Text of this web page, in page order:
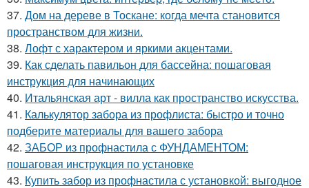
37. Дом на дереве в Тоскане: когда мечта становится
пространством для жизни.
38. Лофт с характером и яркими акцентами.
39. Как сделать павильон для бассейна: пошаговая
инструкция для начинающих
40. Итальянская арт - вилла как пространство искусства.
41. Калькулятор забора из профлиста: быстро и точно
подберите материалы для вашего забора
42. ЗАБОР из профнастила с ФУНДАМЕНТОМ:
пошаговая инструкция по установке
43. Купить забор из профнастила с установкой: выгодное